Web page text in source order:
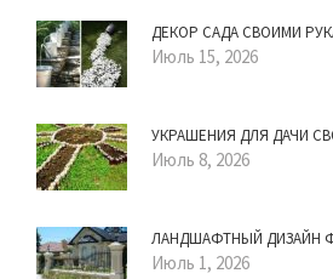
ДЕКОР САДА СВОИМИ
Июль 15, 2026
УКРАШЕНИЯ ДЛЯ ДАЧИ
Июль 8, 2026
ЛАНДШАФТНЫЙ ДИЗАЙН
Июль 1, 2026